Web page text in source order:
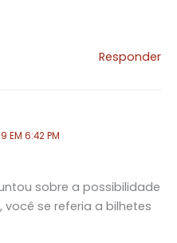
Responder
EM 6:42 PM
sobre a possibilidade
se referia a bilhetes